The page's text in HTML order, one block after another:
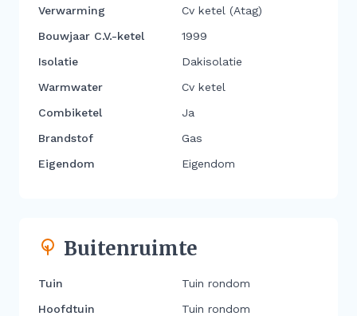
Verwarming
Cv ketel (Atag)
Bouwjaar C.V.-ketel
1999
Isolatie
Dakisolatie
Warmwater
Cv ketel
Combiketel
Ja
Brandstof
Gas
Eigendom
Eigendom
Buitenruimte
Tuin
Tuin rondom
Hoofdtuin
Tuin rondom